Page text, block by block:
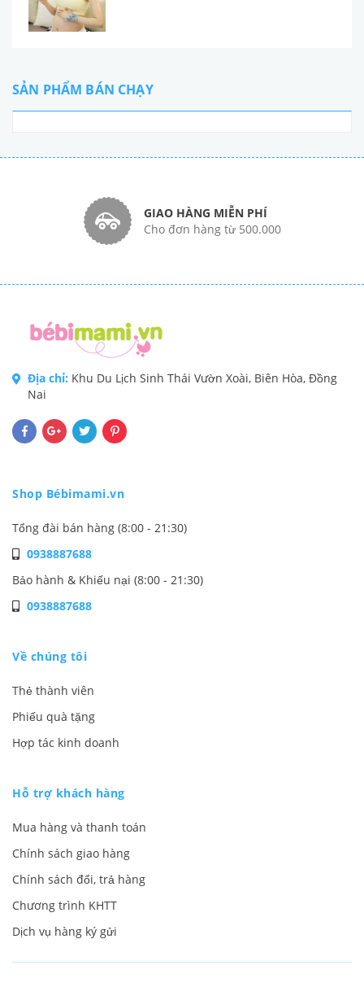
SẢN PHẨM BÁN CHẠY
GIAO HÀNG MIỄN PHÍ
Cho đơn hàng từ 500.000
Địa chỉ: Khu Du Lịch Sinh Thái Vườn Xoài, Biên Hòa, Đồng
Nai
Shop Bébimami.vn
Tổng đài bán hàng (8:00 - 21:30)
0938887688
Bảo hành & Khiếu nại (8:00 - 21:30)
0938887688
Về chúng tôi
Thẻ thành viên
Phiếu quà tặng
Hợp tác kinh doanh
Hỗ trợ khách hàng
Mua hàng và thanh toán
Chính sách giao hàng
Chính sách đổi, trả hàng
Chương trình KHTT
Dịch vụ hàng ký gửi